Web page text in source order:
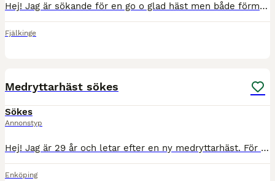
Hej! Jag är sökande för en go o glad häst men både förmåga till hoppning och även dressyr samt där det finns möjlighet att åka ut o tävla med ☺️ Jag är 18 år, 176cm och söker en häst i närheten av Fj
Fjälkinge
Medryttarhäst sökes
Sökes
Annonstyp
Hej! Jag är 29 år och letar efter en ny medryttarhäst. För ett halvår sedan sålde jag min egen islandshäst som jag red in själv, och sedan dess har jag verkligen saknat att ha en häst i vardagen. J
Enköping